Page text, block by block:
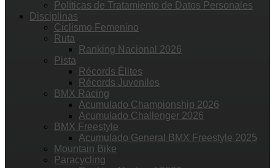
Políticas de Tratamiento de Datos Personales
Disciplinas
Ciclismo Femenino
Ruta
Ranking Nacional 2026
Pista
Récords Élites
Récords Juveniles
BMX Racing
Acumulado Championship 2026
Acumulado Challenger 2026
BMX Freestyle
Acumulado General BMX Freestyle 2025
Mountain Bike
Paracycling